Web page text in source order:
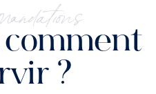
?